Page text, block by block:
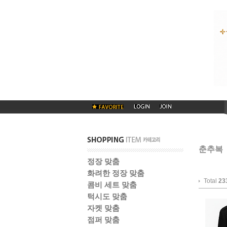
정장 맞춤
화려한 정장 맞춤
콤비 세트 맞춤
턱시도 맞춤
자켓 맞춤
점퍼 맞춤
춘추복
Total